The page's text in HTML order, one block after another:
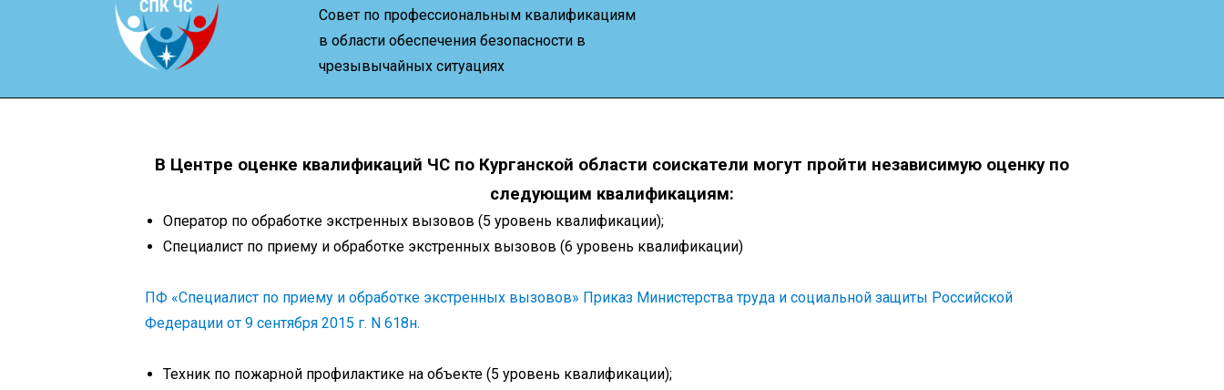
Совет по профессиональным квалификациям
в области обеспечения безопасности в
чрезывычайных ситуациях
В Центре оценке квалификаций ЧС по Курганской области соискатели могут пройти независимую оценку по
следующим квалификациям:
Оператор по обработке экстренных вызовов (5 уровень квалификации);
Специалист по приему и обработке экстренных вызовов (6 уровень квалификации)
ПФ «Специалист по приему и обработке экстренных вызовов» Приказ Министерства труда и социальной защиты Российской
Федерации от 9 сентября 2015 г. N 618н.
Техник по пожарной профилактике на объекте (5 уровень квалификации);